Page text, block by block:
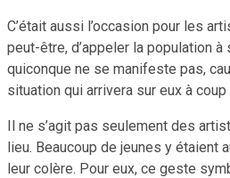
C’était aussi l’occasion pour les
peut-être, d’appeler la population à
quiconque ne se manifeste pas,
situation qui arrivera sur eux à coup
Il ne s’agit pas seulement des
lieu. Beaucoup de jeunes y étaient
leur colère. Pour eux, ce geste